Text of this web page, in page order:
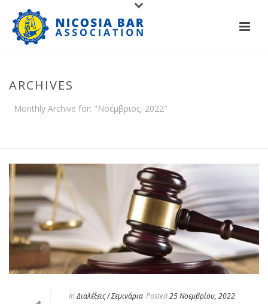
ARCHIVES
Monthly Archive for: "Νοέμβριος, 2022"
In Διαλέξεις / Σεμινάρια Posted25 Νοεμβρίου, 2022